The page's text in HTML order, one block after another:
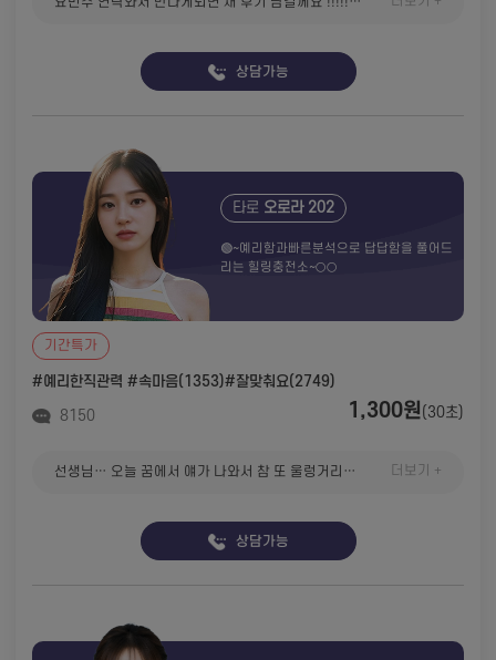
상담가능
타로 오로라 202
🟢~예리함과빠른분석으로 답답함을 풀어드
리는 힐링충전소~🌕🌕
기간특가
#예리한직관력 #속마음(1353)#잘맞춰요(2749)
8150 1,300원(30초)
선생님… 오늘 꿈에서 얘가 나와서 참 또 울렁거리는 마음으로 눈을 떴는데 언제 제 마음은 좀 나아지나요…?🥹 감사합니다 항상 더보기 +
상담가능